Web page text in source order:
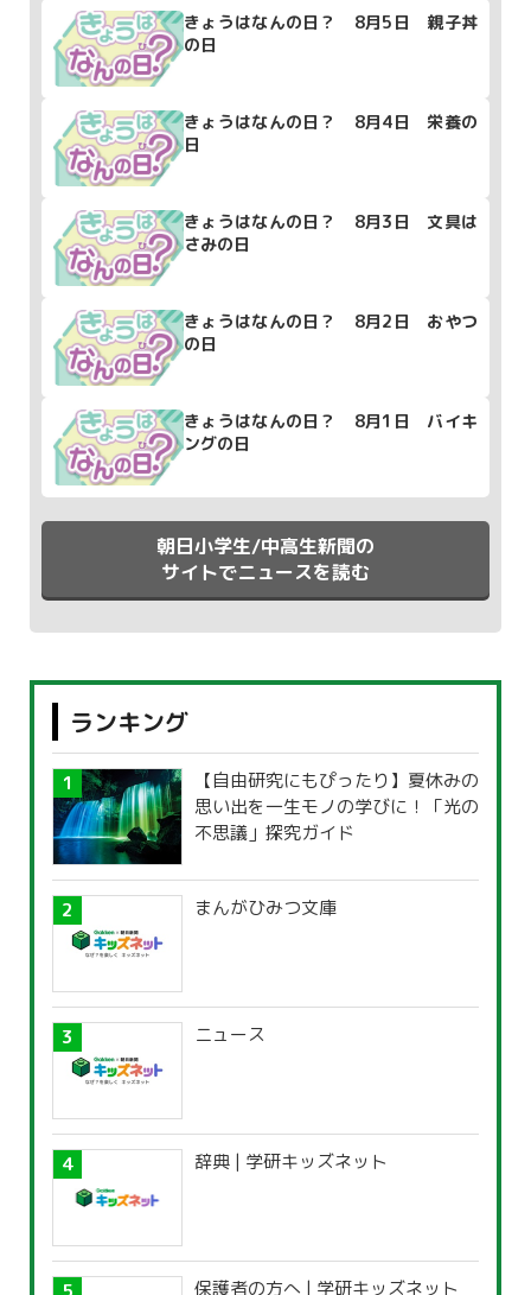
きょうはなんの日？ 8月5日 親子丼
の日
きょうはなんの日？ 8月4日 栄養の
日
きょうはなんの日？ 8月3日 文具は
さみの日
きょうはなんの日？ 8月2日 おやつ
の日
きょうはなんの日？ 8月1日 バイキ
ングの日
朝日小学生/中高生新聞の
サイトでニュースを読む
ランキング
【自由研究にもぴったり】夏休みの
思い出を一生モノの学びに！「光の
不思議」探究ガイド
まんがひみつ文庫
ニュース
辞典 | 学研キッズネット
保護者の方へ | 学研キッズネット